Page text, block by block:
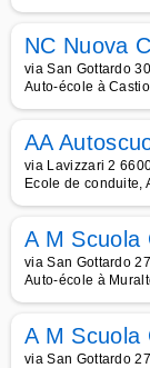
NC Nuova
via San Gottardo
Auto-école à
AA
via Lavizzari 2
Ecole de conduite,
A M Scuola
via San Gottardo
Auto-école à
A M Scuola
via San Gottardo